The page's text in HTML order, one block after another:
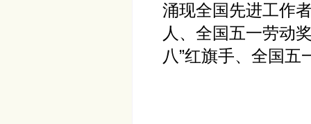
涌现全国先进工作
人、全国五一劳动
八”红旗手、全国